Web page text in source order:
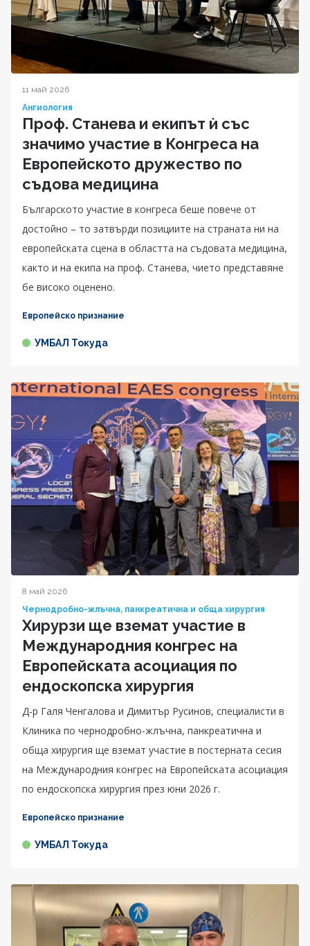
11 май 2026
Ангиология
Проф. Станева и екипът ѝ със
значимо участие в Конгреса на
Европейското дружество по
съдова медицина
Българското участие в конгреса беше повече от
достойно – то затвърди позициите на страната ни на
европейската сцена в областта на съдовата медицина,
както и на екипа на проф. Станева, чието представяне
бе високо оценено.
Европейско признание
УМБАЛ Токуда
8 май 2026
Чернодробно-жлъчна, панкреатична и обща хирургия
Хирурзи ще вземат участие в
Международния конгрес на
Европейската асоциация по
ендоскопска хирургия
Д-р Галя Ченгалова и Димитър Русинов, специалисти в
Клиника по чернодробно-жлъчна, панкреатична и
обща хирургия ще вземат участие в постерната сесия
на Международния конгрес на Европейската асоциация
по ендоскопска хирургия през юни 2026 г.
Европейско признание
УМБАЛ Токуда